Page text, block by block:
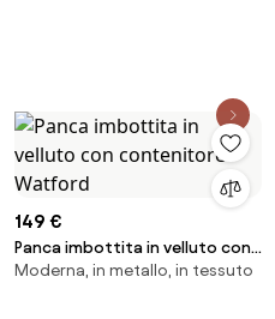
149 €
Panca imbottita in velluto con
contenitore Watford
Moderna, in metallo, in tessuto